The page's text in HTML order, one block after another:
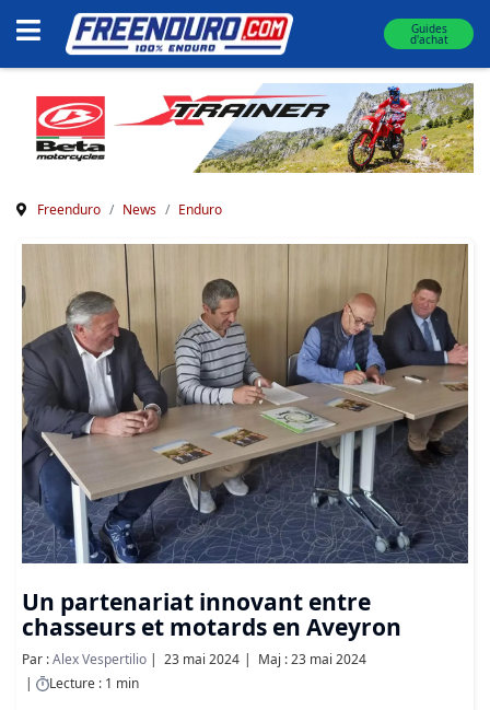
Guides
d'achat
Freenduro News Enduro
Un partenariat innovant entre
chasseurs et motards en Aveyron
Par :Alex Vespertilio 23 mai 2024
Maj : 23 mai 2024
Lecture : 1 min